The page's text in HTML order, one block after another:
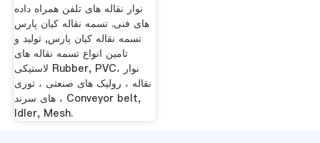
نوار نقاله های تلفن همراه داده
های فنی. تسمه نقاله کیان پارس
تسمه نقاله کیان پارس, تولید و
تامین انواع تسمه نقاله های
لاستیکی Rubber, PVC، نوار
نقاله ، رولیک های صنعتی ، توری
های سرند ، Conveyor belt,
Idler, Mesh.